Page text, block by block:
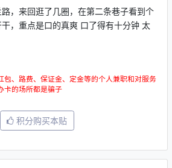
，来回逛了几圈，在第二条巷子看到个
，重点是口的真爽 口了得有十分钟 太
包、路费、保证金、定金等的个人兼职和对服务
卡的场所都是骗子
积分购买本贴